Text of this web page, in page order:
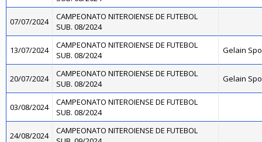
07/07/2024
CAMPEONATO NITEROIENSE DE FUTEBOL
SUB. 08/2024
13/07/2024
CAMPEONATO NITEROIENSE DE FUTEBOL
SUB. 08/2024
Gelain
20/07/2024
CAMPEONATO NITEROIENSE DE FUTEBOL
SUB. 08/2024
Gelain
03/08/2024
CAMPEONATO NITEROIENSE DE FUTEBOL
SUB. 08/2024
24/08/2024
CAMPEONATO NITEROIENSE DE FUTEBOL